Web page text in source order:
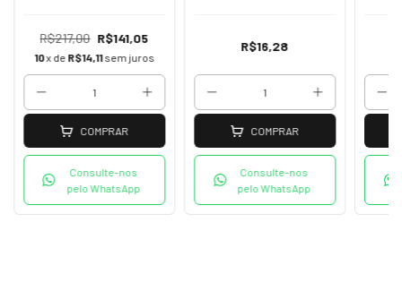
R$217,00 R$141,05
10x de R$14,11 sem juros
COMPRAR
Consulte-nos
pelo WhatsApp
R$16,28
COMPRAR
Consulte-nos
pelo WhatsApp